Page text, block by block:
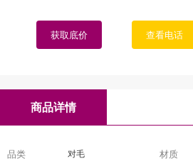
获取底价 查看电话
商品详情
品类 对毛 材质